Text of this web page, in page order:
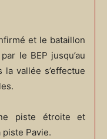
et le bataillon
le BEP jusqu’au
la vallée s’effectue
piste étroite et
piste Pavie.